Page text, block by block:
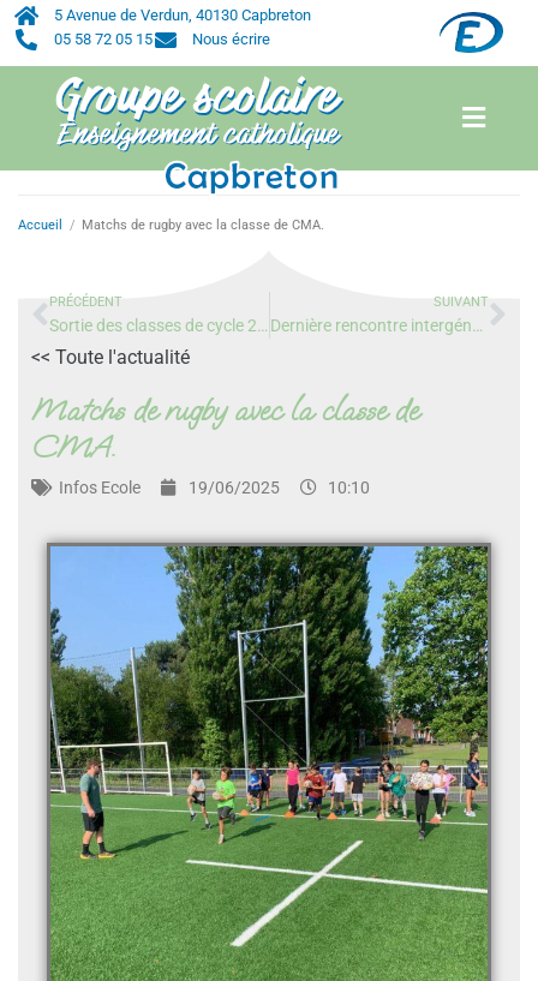
5 Avenue de Verdun, 40130 Capbreton
05 58 72 05 15
Nous écrire
Accueil / Matchs de rugby avec la classe de CMA.
PRÉCÉDENT
Sortie des classes de cycle 2 avec l’association « Les Voiles S’en Mêlent ».
SUIVANT
Dernière rencontre intergénérationnelle à l’EHPAD Bernard Lesgourgues.
<< Toute l'actualité
Matchs de rugby avec la classe de
CMA.
Infos Ecole 19/06/2025 10:10